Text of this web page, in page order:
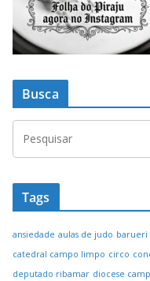
Busca
Tags
ansiedade aulas de judo barueri
catedral campo limpo circo
deputado ribamar diocese